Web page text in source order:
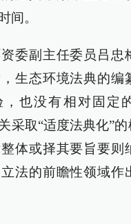
间。
委副主任委员吕忠
生态环境法典的编
，也没有相对固定
采取“适度法典化”
体或择其要旨要则
法的前瞻性领域作